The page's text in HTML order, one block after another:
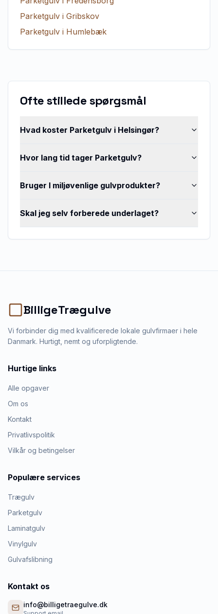
Parketgulv i Gribskov
Parketgulv i Humlebæk
Ofte stillede spørgsmål
Hvad koster Parketgulv i Helsingør?
Hvor lang tid tager Parketgulv?
Bruger I miljøvenlige gulvprodukter?
Skal jeg selv forberede underlaget?
BilligeTrægulve
Vi forbinder dig med kvalificerede lokale gulvfirmaer i hele
Danmark. Hurtigt, nemt og uforpligtende.
Hurtige links
Alle opgaver
Om os
Kontakt
Privatlivspolitik
Vilkår og betingelser
Populære services
Trægulv
Parketgulv
Laminatgulv
Vinylgulv
Gulvafslibning
Kontakt os
info@billigetraegulve.dk